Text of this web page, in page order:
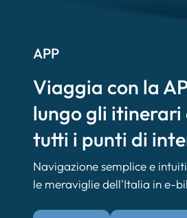
APP
Viaggia con la
lungo gli itinerari
tutti i punti di
Navigazione semplice e
le meraviglie dell'Italia in e-